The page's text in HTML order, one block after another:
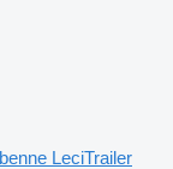
LeciTrailer